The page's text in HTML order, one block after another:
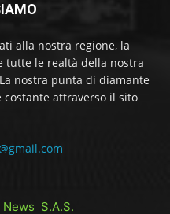
alla nostra regione, la
tutte le realtà della nostra
nostra punta di diamante
attraverso il sito
S.A.S.